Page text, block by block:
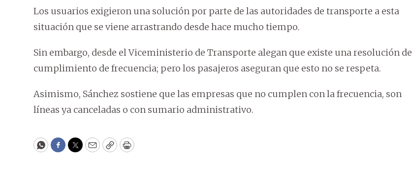
Los usuarios exigieron una solución por parte de las autoridades de transporte a esta
situación que se viene arrastrando desde hace mucho tiempo.
Sin embargo, desde el Viceministerio de Transporte alegan que existe una resolución de
cumplimiento de frecuencia; pero los pasajeros aseguran que esto no se respeta.
Asimismo, Sánchez sostiene que las empresas que no cumplen con la frecuencia, son
líneas ya canceladas o con sumario administrativo.
WhatsApp
Facebook
Twitter
EmailCopyPrint